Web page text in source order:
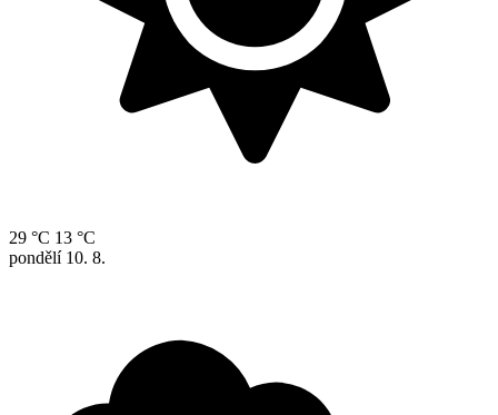
29 °C 13 °C
pondělí 10. 8.